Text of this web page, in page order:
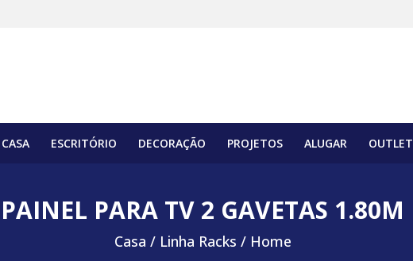
CASA ESCRITÓRIO DECORAÇÃO PROJETOS ALUGAR OUTLET
PAINEL PARA TV 2 GAVETAS 1.80M
Casa / Linha Racks / Home